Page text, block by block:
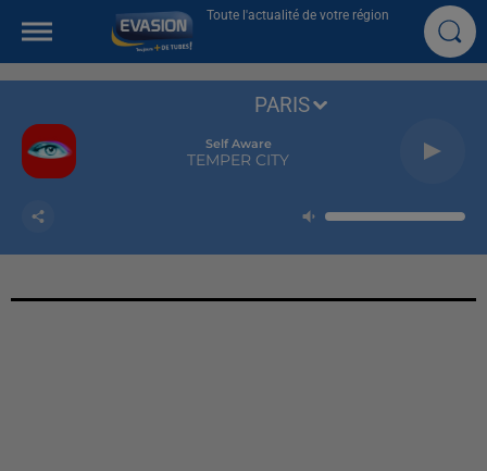
Toute l'actualité de votre région
Self Aware
TEMPER CITY
PARIS